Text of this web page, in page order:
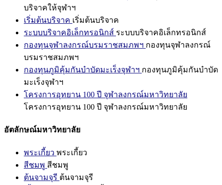
บริจาคให้จุฬาฯ
เริ่มต้นบริจาค เริ่มต้นบริจาค
ระบบบริจาคอิเล็กทรอนิกส์ ระบบบริจาคอิเล็กทรอนิกส์
กองทุนจุฬาลงกรณ์บรมราชสมภพฯ กองทุนจุฬาลงกรณ์
บรมราชสมภพฯ
กองทุนภูมิคุ้มกันบำบัดมะเร็งจุฬาฯ กองทุนภูมิคุ้มกันบำบัด
มะเร็งจุฬาฯ
โครงการอุทยาน 100 ปี จุฬาลงกรณ์มหาวิทยาลัย
โครงการอุทยาน 100 ปี จุฬาลงกรณ์มหาวิทยาลัย
อัตลักษณ์มหาวิทยาลัย
พระเกี้ยว พระเกี้ยว
สีชมพู สีชมพู
ต้นจามจุรี ต้นจามจุรี